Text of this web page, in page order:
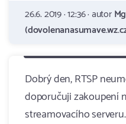
26.6. 2019 · 12:36 · autor
Dobrý den, RTSP
doporučuji zakoupení
streamovacího serveru.